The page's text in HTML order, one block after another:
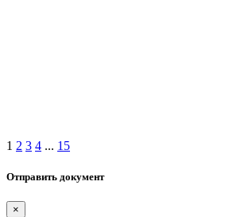
1 2 3 4 ... 15
Отправить документ
×